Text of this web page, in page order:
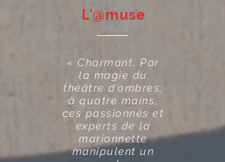
L’@muse
« Charmant. Par
la magie du
théâtre d’ombres,
à quatre mains,
ces passionnés et
experts de la
marionnette
manipulent un